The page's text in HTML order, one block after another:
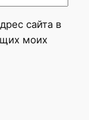
сайта в
моих